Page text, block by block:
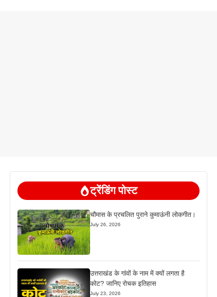
ट्रेंडिंग पोस्ट
चौमास के प्रचलित पुराने कुमाऊंनी लोकगीत।
July 26, 2026
उत्तराखंड के गांवों के नाम में क्यों लगता है
कोट? जानिए रोचक इतिहास
July 23, 2026